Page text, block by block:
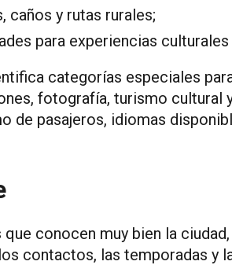
caños y rutas rurales;
para experiencias
categorías especiales
fotografía, turismo
de pasajeros, idiomas
conocen muy bien la
contactos, las temporadas